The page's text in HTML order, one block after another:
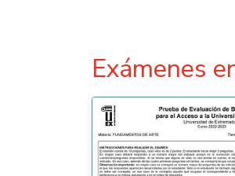
Exámenes